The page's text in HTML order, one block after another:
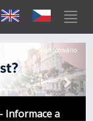
Informace a
Další
Sponzorováno